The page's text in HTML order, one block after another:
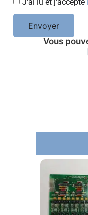
Envoyer
Vous